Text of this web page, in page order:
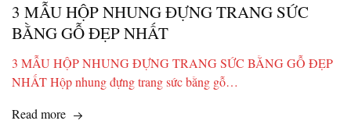
3 MẪU HỘP NHUNG ĐỰNG TRANG SỨC
BẰNG GỖ ĐẸP NHẤT
3 MẪU HỘP NHUNG ĐỰNG TRANG SỨC BẰNG GỖ ĐẸP
NHẤT Hộp nhung đựng trang sức bằng gỗ…
Read more